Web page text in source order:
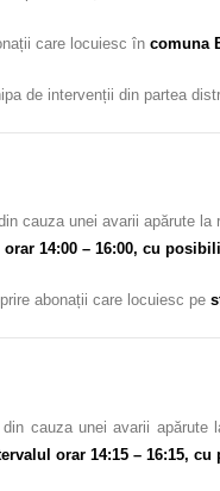
care locuiesc în comuna
de intervenții din partea
cauza unei avarii apărute la
14:00 – 16:00, cu
abonații care locuiesc pe
cauza unei avarii apărute
orar 14:15 – 16:15,